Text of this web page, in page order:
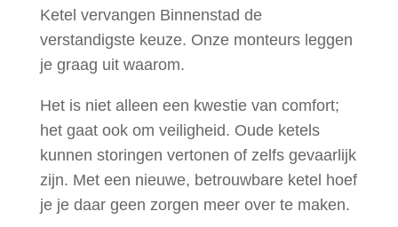
Ketel vervangen Binnenstad de
verstandigste keuze. Onze monteurs leggen
je graag uit waarom.
Het is niet alleen een kwestie van comfort;
het gaat ook om veiligheid. Oude ketels
kunnen storingen vertonen of zelfs gevaarlijk
zijn. Met een nieuwe, betrouwbare ketel hoef
je je daar geen zorgen meer over te maken.